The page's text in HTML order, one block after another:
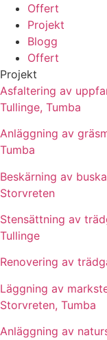
Offert
Projekt
Blogg
Offert
Projekt
Asfaltering av
Tullinge, Tumba
Anläggning av
Tumba
Beskärning av
Storvreten
Stensättning av
Tullinge
Renovering av
Läggning av
Storvreten, Tumba
Anläggning av